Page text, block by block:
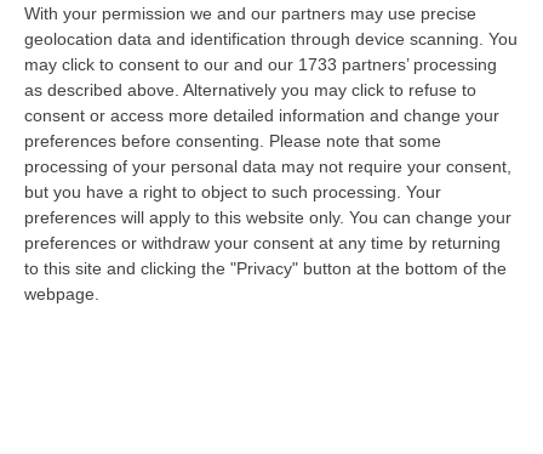
With your permission we and our partners may use precise
geolocation data and identification through device scanning. You
may click to consent to our and our 1733 partners’ processing
as described above. Alternatively you may click to refuse to
consent or access more detailed information and change your
preferences before consenting.
Please note that some
processing of your personal data may not require your consent,
but you have a right to object to such processing. Your
preferences will apply to this website only. You can change your
preferences or withdraw your consent at any time by returning
to this site and clicking the "Privacy" button at the bottom of the
webpage.
“Maxi servizio congiunto di controllo del territorio nel quartiere Ciambra
di Gioia Tauro, area indicata come ad alta densità criminale. L’o…
08 Agosto, 8:49
Regione Calabria, Buono Pasto A 8 Euro E Welfare Per I Pendolari:
Il CSA-Cisal Promuove Il Nuovo Contratto Integrativo
“Il CSA-Cisal esprime apprezzamento per la sottoscrizione del Contratto
collettivo integrativo 2026 del personale del comparto della Regione…
08 Agosto, 8:38
Esodo Estivo, Sabato Da Bollino Nero: Traffico Intenso Verso La